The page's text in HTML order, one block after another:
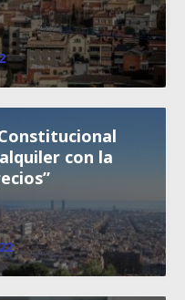
con la